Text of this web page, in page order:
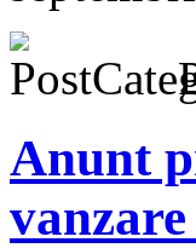
Anunt